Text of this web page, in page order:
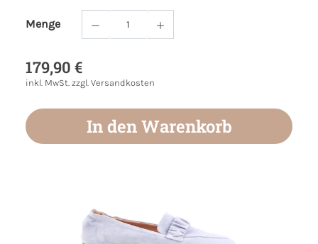
Menge
Produkt Anzahl: Gib den gewünschten
179,90 €
inkl. MwSt. zzgl. Versandkosten
In den Warenkorb